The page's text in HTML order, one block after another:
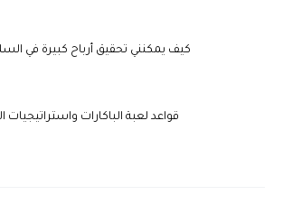
كيف يمكنني تحقيق أرباح كبيرة في
قواعد لعبة الباكارات واستراتيجيات